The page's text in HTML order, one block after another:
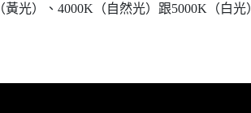
光）、4000K（自然光）跟5000K（白光